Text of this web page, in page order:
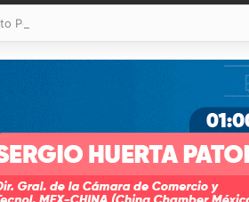
Potosí en la movilidad de Villa de Pozos